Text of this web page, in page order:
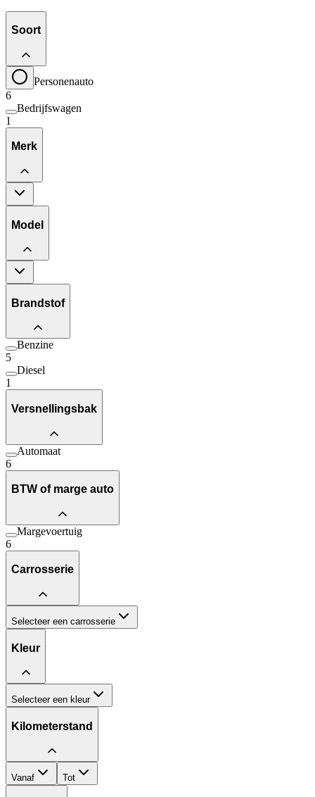
Soort
Personenauto
6
Bedrijfswagen
1
Merk
Model
Brandstof
Benzine
5
Diesel
1
Versnellingsbak
Automaat
6
BTW of marge auto
Margevoertuig
6
Carrosserie
Selecteer een carrosserie
Kleur
Selecteer een kleur
Kilometerstand
Vanaf Tot